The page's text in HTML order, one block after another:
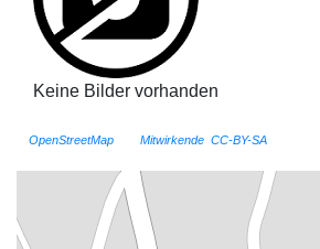
Keine Bilder vorhanden
OpenStreetMap Mitwirkende CC-BY-SA